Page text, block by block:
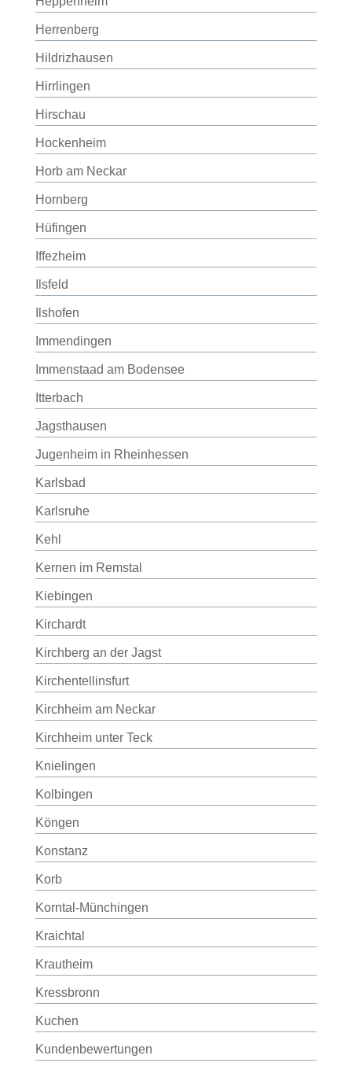
Herrenberg
Hildrizhausen
Hirrlingen
Hirschau
Hockenheim
Horb am Neckar
Hornberg
Hüfingen
Iffezheim
Ilsfeld
Ilshofen
Immendingen
Immenstaad am Bodensee
Itterbach
Jagsthausen
Jugenheim in Rheinhessen
Karlsbad
Karlsruhe
Kehl
Kernen im Remstal
Kiebingen
Kirchardt
Kirchberg an der Jagst
Kirchentellinsfurt
Kirchheim am Neckar
Kirchheim unter Teck
Knielingen
Kolbingen
Köngen
Konstanz
Korb
Korntal-Münchingen
Kraichtal
Krautheim
Kressbronn
Kuchen
Kundenbewertungen